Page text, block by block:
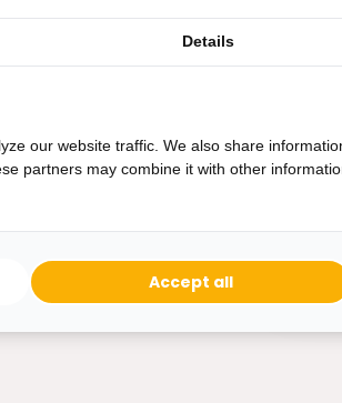
vraag?
- vr 10:00 tot 17:00
niet
*
Details
our website traffic. We also share
partners may combine it with other
Accept all